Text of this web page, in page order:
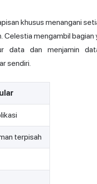
khusus menangani
mengambil bagian
data dan menjamin
sendiri.
terpisah